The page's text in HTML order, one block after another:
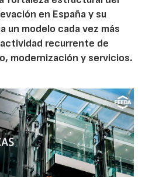
en España y su
un modelo cada vez más
recurrente de
modernización y servicios.